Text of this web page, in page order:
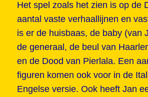
Het spel zoals het zien is op de
aantal vaste verhaallijnen en
is er de huisbaas, de baby (van
de generaal, de beul van
en de Dood van Pierlala. Een
figuren komen ook voor in de
Engelse versie. Ook heeft Jan